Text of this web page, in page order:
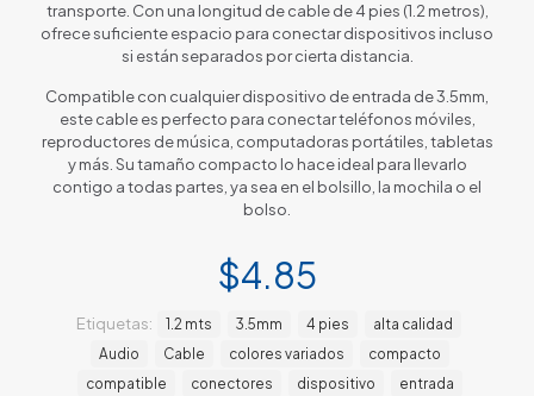
transporte. Con una longitud de cable de 4 pies (1.2 metros),
ofrece suficiente espacio para conectar dispositivos incluso
si están separados por cierta distancia.
Compatible con cualquier dispositivo de entrada de 3.5mm,
este cable es perfecto para conectar teléfonos móviles,
reproductores de música, computadoras portátiles, tabletas
y más. Su tamaño compacto lo hace ideal para llevarlo
contigo a todas partes, ya sea en el bolsillo, la mochila o el
bolso.
$4.85
Etiquetas: 1.2 mts 3.5mm 4 pies
alta calidad
Audio
Cable colores variados
compacto
compatible
conectores dispositivo
entrada